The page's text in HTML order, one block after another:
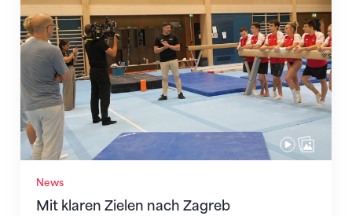
News
Mit klaren Zielen nach Zagreb